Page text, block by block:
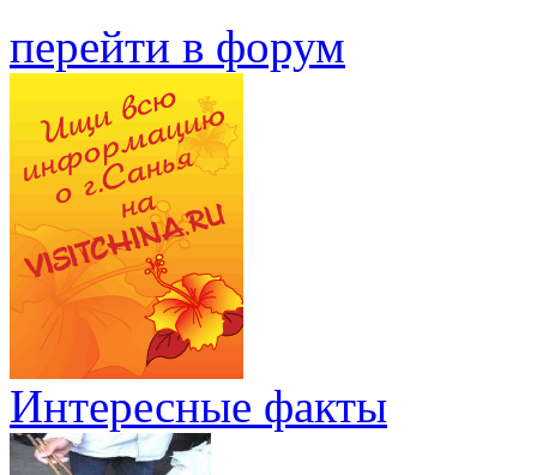
перейти в форум
Интересные факты